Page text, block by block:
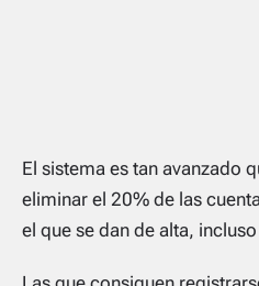
El sistema es tan avanzado
eliminar el 20% de las
el que se dan de alta,